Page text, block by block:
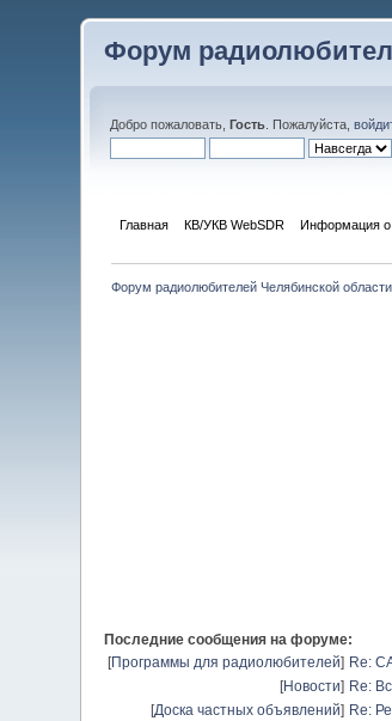
Форум
Добро пожаловать,Гость . Пожалуйста,
Главная КВ/УКВ WebSDR Информация о
Форум радиолюбителей Челябинской области
Последние сообщения на форуме:
[Программы для радиолюбителей] Re:
[Новости] Re:
[Доска частных объявлений] Re: